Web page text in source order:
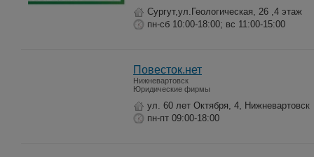
Сургут,ул.Геологическая, 26 ,4 этаж
пн-сб 10:00-18:00; вс 11:00-15:00
Повесток.нет
Нижневартовск
Юридические фирмы
ул. 60 лет Октября, 4, Нижневартовск
пн-пт 09:00-18:00